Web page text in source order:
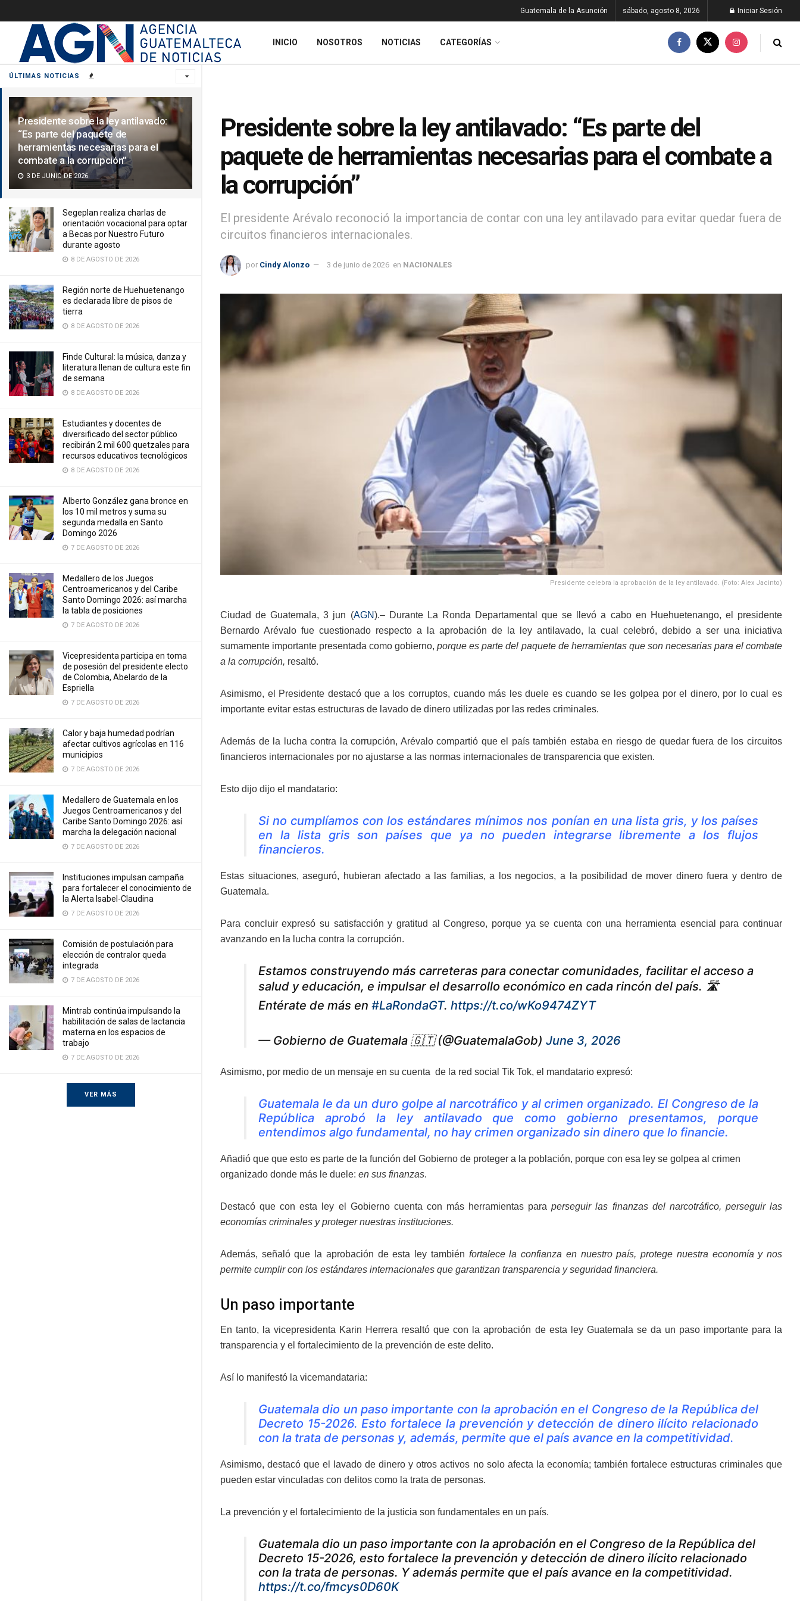
ÚLTIMAS NOTICIAS
Presidente sobre la ley antilavado:
“Es parte del paquete de
herramientas necesarias para el
combate a la corrupción”
3 DE JUNIO DE 2026
Segeplan realiza charlas de
orientación vocacional para optar
a Becas por Nuestro Futuro
durante agosto
8 DE AGOSTO DE 2026
Región norte de Huehuetenango
es declarada libre de pisos de
tierra
8 DE AGOSTO DE 2026
Finde Cultural: la música, danza y
literatura llenan de cultura este fin
de semana
8 DE AGOSTO DE 2026
Estudiantes y docentes de
diversificado del sector público
recibirán 2 mil 600 quetzales para
recursos educativos tecnológicos
8 DE AGOSTO DE 2026
Alberto González gana bronce en
los 10 mil metros y suma su
segunda medalla en Santo
Domingo 2026
7 DE AGOSTO DE 2026
Medallero de los Juegos
Centroamericanos y del Caribe
Santo Domingo 2026: así marcha
la tabla de posiciones
7 DE AGOSTO DE 2026
Vicepresidenta participa en toma
de posesión del presidente electo
de Colombia, Abelardo de la
Espriella
7 DE AGOSTO DE 2026
Calor y baja humedad podrían
afectar cultivos agrícolas en 116
municipios
7 DE AGOSTO DE 2026
Medallero de Guatemala en los
Juegos Centroamericanos y del
Caribe Santo Domingo 2026: así
marcha la delegación nacional
7 DE AGOSTO DE 2026
Instituciones impulsan campaña
para fortalecer el conocimiento de
la Alerta Isabel-Claudina
7 DE AGOSTO DE 2026
Comisión de postulación para
elección de contralor queda
integrada
7 DE AGOSTO DE 2026
Mintrab continúa impulsando la
habilitación de salas de lactancia
materna en los espacios de
trabajo
7 DE AGOSTO DE 2026
VER MÁS
Guatemala de la Asunción sábado, agosto 8, 2026 Iniciar Sesión
INICIO NOSOTROS NOTICIAS CATEGORÍAS
Presidente sobre la ley antilavado: “Es parte del
paquete de herramientas necesarias para el combate a
la corrupción”
El presidente Arévalo reconoció la importancia de contar con una ley antilavado para evitar quedar fuera de
circuitos financieros internacionales.
por Cindy Alonzo 3 de junio de 2026 en NACIONALES
Presidente celebra la aprobación de la ley antilavado. (Foto: Alex Jacinto)
Ciudad de Guatemala, 3 jun (AGN).– Durante La Ronda Departamental que se llevó a cabo en Huehuetenango, el presidente
Bernardo Arévalo fue cuestionado respecto a la aprobación de la ley antilavado, la cual celebró, debido a ser una iniciativa
sumamente importante presentada como gobierno,porque es parte del paquete de herramientas que son necesarias para el combate
a la corrupción, resaltó.
Asimismo, el Presidente destacó que a los corruptos, cuando más les duele es cuando se les golpea por el dinero, por lo cual es
importante evitar estas estructuras de lavado de dinero utilizadas por las redes criminales.
Además de la lucha contra la corrupción, Arévalo compartió que el país también estaba en riesgo de quedar fuera de los circuitos
financieros internacionales por no ajustarse a las normas internacionales de transparencia que existen.
Esto dijo dijo el mandatario:
Si no cumplíamos con los estándares mínimos nos ponían en una lista gris, y los países
en la lista gris son países que ya no pueden integrarse libremente a los flujos
financieros.
Estas situaciones, aseguró, hubieran afectado a las familias, a los negocios, a la posibilidad de mover dinero fuera y dentro de
Guatemala.
Para concluir expresó su satisfacción y gratitud al Congreso, porque ya se cuenta con una herramienta esencial para continuar
avanzando en la lucha contra la corrupción.
Estamos construyendo más carreteras para conectar comunidades, facilitar el acceso a
salud y educación, e impulsar el desarrollo económico en cada rincón del país. 🛣️
Entérate de más en #LaRondaGT. https://t.co/wKo9474ZYT
— Gobierno de Guatemala 🇬🇹 (@GuatemalaGob) June 3, 2026
Asimismo, por medio de un mensaje en su cuenta de la red social Tik Tok, el mandatario expresó:
Guatemala le da un duro golpe al narcotráfico y al crimen organizado. El Congreso de la
República aprobó la ley antilavado que como gobierno presentamos, porque
entendimos algo fundamental, no hay crimen organizado sin dinero que lo financie.
Añadió que que esto es parte de la función del Gobierno de proteger a la población, porque con esa ley se golpea al crimen
organizado donde más le duele: en sus finanzas.
Destacó que con esta ley el Gobierno cuenta con más herramientas paraperseguir las finanzas del narcotráfico, perseguir las
economías criminales y proteger nuestras instituciones.
Además, señaló que la aprobación de esta ley también fortalece la confianza en nuestro país, protege nuestra economía y nos
permite cumplir con los estándares internacionales que garantizan transparencia y seguridad financiera.
Un paso importante
En tanto, la vicepresidenta Karin Herrera resaltó que con la aprobación de esta ley Guatemala se da un paso importante para la
transparencia y el fortalecimiento de la prevención de este delito.
Así lo manifestó la vicemandataria:
Guatemala dio un paso importante con la aprobación en el Congreso de la República del
Decreto 15-2026. Esto fortalece la prevención y detección de dinero ilícito relacionado
con la trata de personas y, además, permite que el país avance en la competitividad.
Asimismo, destacó que el lavado de dinero y otros activos no solo afecta la economía; también fortalece estructuras criminales que
pueden estar vinculadas con delitos como la trata de personas.
La prevención y el fortalecimiento de la justicia son fundamentales en un país.
Guatemala dio un paso importante con la aprobación en el Congreso de la República del
Decreto 15-2026, esto fortalece la prevención y detección de dinero ilícito relacionado
con la trata de personas. Y además permite que el país avance en la competitividad.
https://t.co/fmcys0D60K